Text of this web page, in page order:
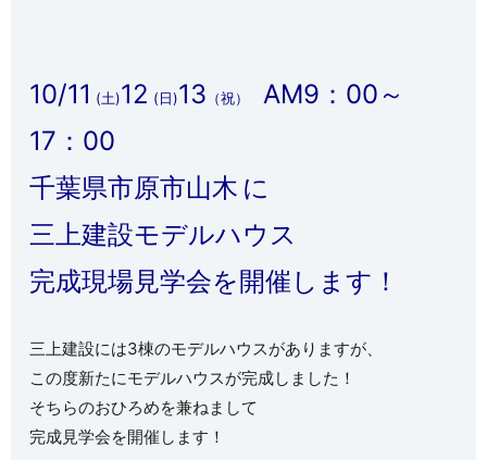
10/11 (土)12 (日)13 （祝） AM9：00～
17：00
千葉県市原市山木 に
三上建設モデルハウス
完成現場見学会を開催します！
三上建設には3棟のモデルハウスがありますが、
この度新たにモデルハウスが完成しました！
そちらのおひろめを兼ねまして
完成見学会を開催します！